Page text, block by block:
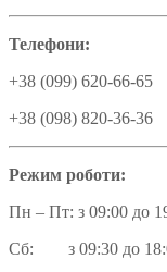
Телефони:
+38 (099) 620-66-65
+38 (098) 820-36-36
Режим роботи:
Пн – Пт: з 09:00 до
Сб: з 09:30 до